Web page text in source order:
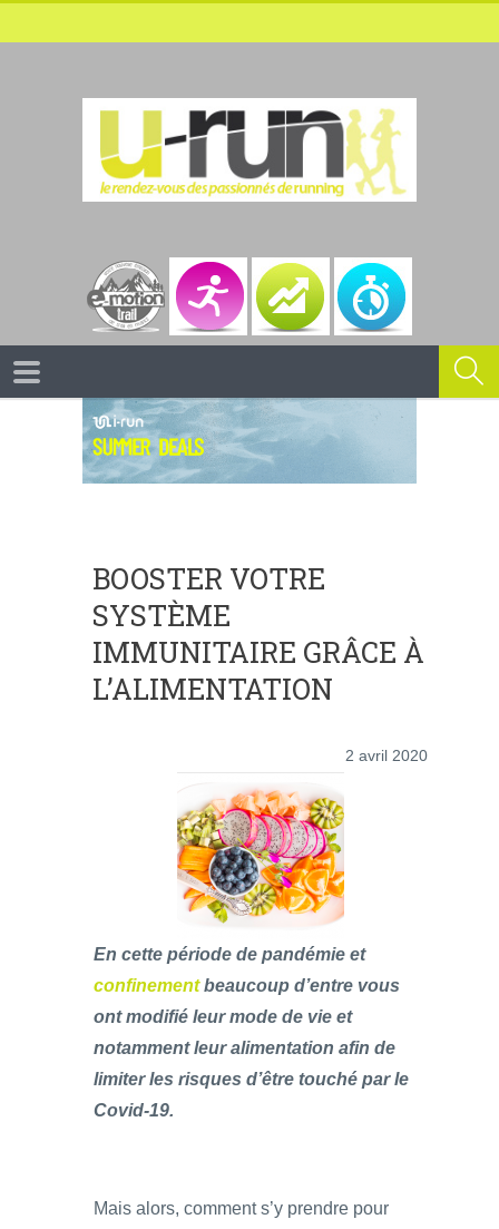
BOOSTER VOTRE
SYSTÈME
IMMUNITAIRE GRÂCE À
L’ALIMENTATION
2 avril 2020
En cette période de pandémie et
confinementbeaucoup d’entre vous
ont modifié leur mode de vie et
notamment leur alimentation afin de
limiter les risques d’être touché par le
Covid-19.
Mais alors, comment s’y prendre pour